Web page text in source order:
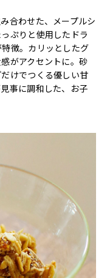
合わせた、メープルシ
ぷりと使用したドラ
徴。カリッとしたグ
がアクセントに。砂
けでつくる優しい甘
事に調和した、お子